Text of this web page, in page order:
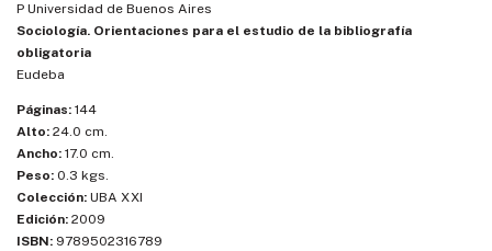
P Universidad de Buenos Aires
Sociología. Orientaciones para el estudio de la bibliografía
obligatoria
Eudeba
Páginas: 144
Alto: 24.0 cm.
Ancho: 17.0 cm.
Peso: 0.3 kgs.
Colección: UBA XXI
Edición: 2009
ISBN: 9789502316789